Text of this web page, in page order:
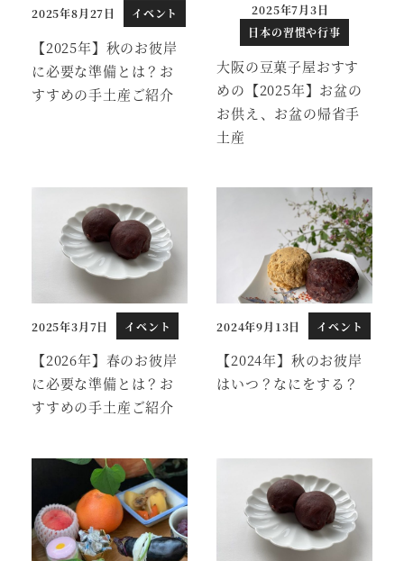
【2025年】秋のお彼岸
に必要な準備とは？お
すすめの手土産ご紹介
投稿日
2025年8月27日 イベント
大阪の豆菓子屋おすす
めの【2025年】お盆の
お供え、お盆の帰省手
土産
投稿日
2025年7月3日
日本の習慣や行事
【2026年】春のお彼岸
に必要な準備とは？お
すすめの手土産ご紹介
投稿日
2025年3月7日 イベント
【2024年】秋のお彼岸
はいつ？なにをする？
投稿日
2024年9月13日 イベント